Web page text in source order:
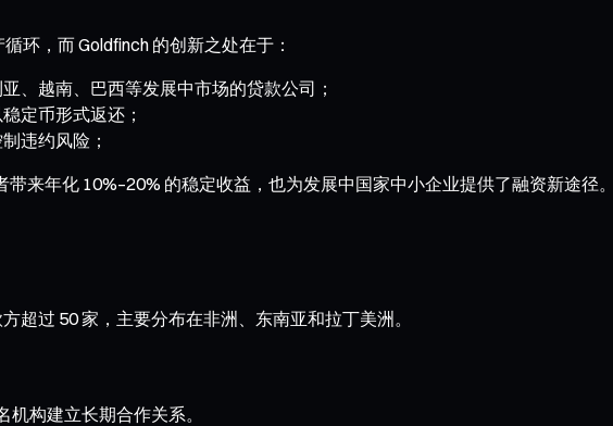
环，而 Goldfinch 的创新之处在于：
、越南、巴西等发展中市场的贷款公司；
定币形式返还；
违约风险；
来年化 10%–20% 的稳定收益，也为发展中国家中小企业提供了融资新途径。
超过 50 家，主要分布在非洲、东南亚和拉丁美洲。
构建立长期合作关系。